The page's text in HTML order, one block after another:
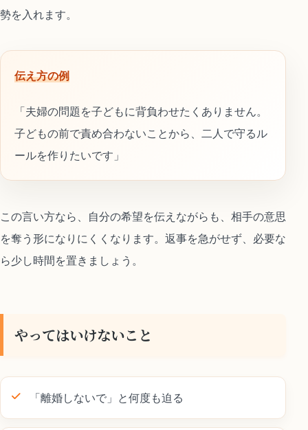
勢を入れます。
伝え方の例
「夫婦の問題を子どもに背負わせたくありません。
子どもの前で責め合わないことから、二人で守るル
ールを作りたいです」
この言い方なら、自分の希望を伝えながらも、相手の意思
を奪う形になりにくくなります。返事を急がせず、必要な
ら少し時間を置きましょう。
やってはいけないこと
「離婚しないで」と何度も迫る